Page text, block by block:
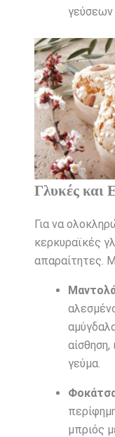
γεύσεων
Γλυκές και
Για να
κερκυραϊκές
απαραίτητες.
αίσθηση,
γεύμα.
μπριός